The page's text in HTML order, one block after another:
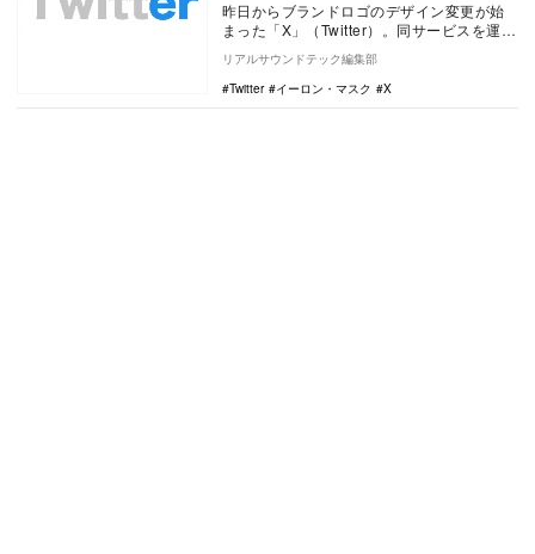
昨日からブランドロゴのデザイン変更が始
まった「X」（Twitter）。同サービスを運営
するX社はオフィスビルに掲げられた
「Twi…
リアルサウンドテック編集部
Twitter
イーロン・マスク X